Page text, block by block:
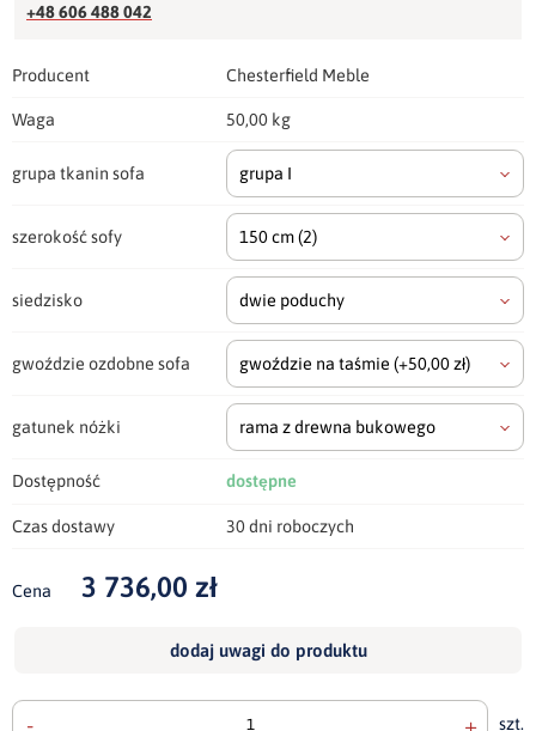
+48 606 488 042
Producent Chesterfield Meble
Waga 50,00 kg
grupa tkanin sofa grupa I
szerokość sofy 150 cm(2)
siedzisko dwie poduchy
gwoździe ozdobne sofa gwoździe na taśmie (+50,00 zł)
gatunek nóżki rama z drewna bukowego
Dostępność dostępne
Czas dostawy 30 dni roboczych
Cena 3 736,00 zł
dodaj uwagi do produktu
- + szt.